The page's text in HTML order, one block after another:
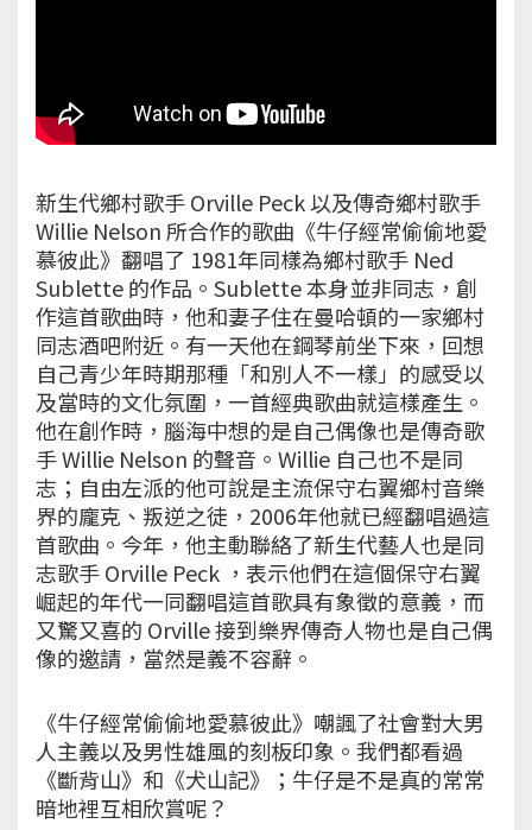
新生代鄉村歌手 Orville Peck 以及傳奇鄉村歌手
Willie Nelson 所合作的歌曲《牛仔經常偷偷地愛
慕彼此》翻唱了 1981年同樣為鄉村歌手 Ned
Sublette 的作品。Sublette 本身並非同志，創
作這首歌曲時，他和妻子住在曼哈頓的一家鄉村
同志酒吧附近。有一天他在鋼琴前坐下來，回想
自己青少年時期那種「和別人不一樣」的感受以
及當時的文化氛圍，一首經典歌曲就這樣產生。
他在創作時，腦海中想的是自己偶像也是傳奇歌
手 Willie Nelson 的聲音。Willie 自己也不是同
志；自由左派的他可說是主流保守右翼鄉村音樂
界的龐克、叛逆之徒，2006年他就已經翻唱過這
首歌曲。今年，他主動聯絡了新生代藝人也是同
志歌手 Orville Peck ，表示他們在這個保守右翼
崛起的年代一同翻唱這首歌具有象徵的意義，而
又驚又喜的 Orville 接到樂界傳奇人物也是自己偶
像的邀請，當然是義不容辭。
《牛仔經常偷偷地愛慕彼此》嘲諷了社會對大男
人主義以及男性雄風的刻板印象。我們都看過
《斷背山》和《犬山記》；牛仔是不是真的常常
暗地裡互相欣賞呢？